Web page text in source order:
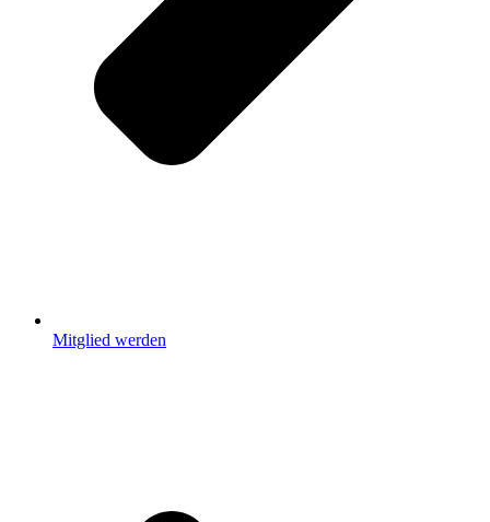
Mitglied werden